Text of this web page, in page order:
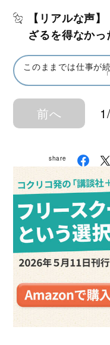
【リアルな声
ざるを得なか
このままでは仕事が
前へ
share